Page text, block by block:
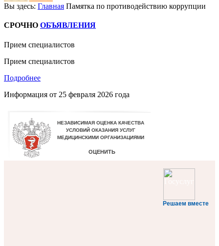
Вы здесь: Главная Памятка по противодействию коррупции
СРОЧНО ОБЪЯВЛЕНИЯ
Прием специалистов
Прием специалистов
Подробнее
Информация от 25 февраля 2026 года
Решаем вместе